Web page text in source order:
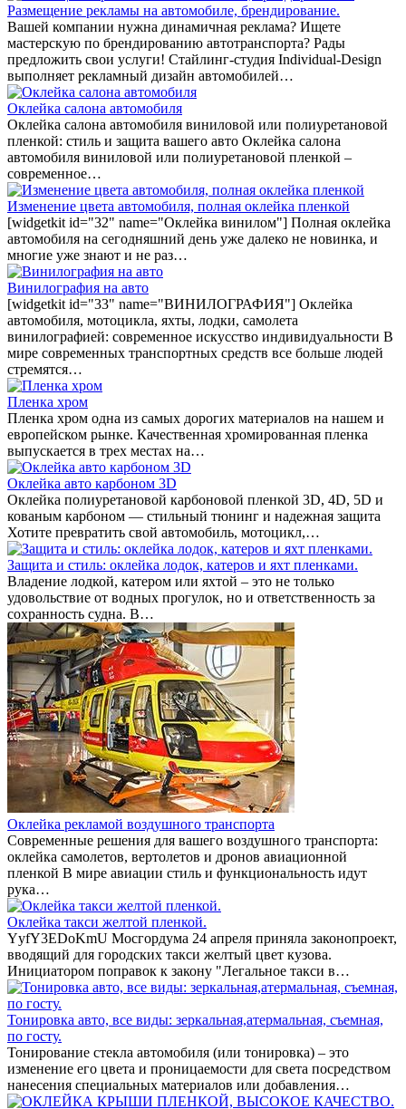
Размещение рекламы на автомобиле, брендирование.
Вашей компании нужна динамичная реклама? Ищете
мастерскую по брендированию автотранспорта? Рады
предложить свои услуги! Стайлинг-студия Individual-Design
выполняет рекламный дизайн автомобилей…
Оклейка салона автомобиля
Оклейка салона автомобиля виниловой или полиуретановой
пленкой: стиль и защита вашего авто Оклейка салона
автомобиля виниловой или полиуретановой пленкой –
современное…
Изменение цвета автомобиля, полная оклейка пленкой
[widgetkit id="32" name="Оклейка винилом"] Полная оклейка
автомобиля на сегодняшний день уже далеко не новинка, и
многие уже знают и не раз…
Винилография на авто
[widgetkit id="33" name="ВИНИЛОГРАФИЯ"] Оклейка
автомобиля, мотоцикла, яхты, лодки, самолета
винилографией: современное искусство индивидуальности В
мире современных транспортных средств все больше людей
стремятся…
Пленка хром
Пленка хром одна из самых дорогих материалов на нашем и
европейском рынке. Качественная хромированная пленка
выпускается в трех местах на…
Оклейка авто карбоном 3D
Оклейка полиуретановой карбоновой пленкой 3D, 4D, 5D и
кованым карбоном — стильный тюнинг и надежная защита
Хотите превратить свой автомобиль, мотоцикл,…
Защита и стиль: оклейка лодок, катеров и яхт пленками.
Владение лодкой, катером или яхтой – это не только
удовольствие от водных прогулок, но и ответственность за
сохранность судна. В…
Оклейка рекламой воздушного транспорта
Современные решения для вашего воздушного транспорта:
оклейка самолетов, вертолетов и дронов авиационной
пленкой В мире авиации стиль и функциональность идут
рука…
Оклейка такси желтой пленкой.
YyfY3EDoKmU Мосгордума 24 апреля приняла законопроект,
вводящий для городских такси желтый цвет кузова.
Инициатором поправок к закону "Легальное такси в…
Тонировка авто, все виды: зеркальная,атермальная, съемная,
по госту.
Тонирование стекла автомобиля (или тонировка) – это
изменение его цвета и проницаемости для света посредством
нанесения специальных материалов или добавления…